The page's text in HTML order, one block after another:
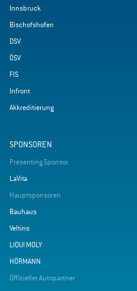
Innsbruck
Bischofshofen
DSV
ÖSV
FIS
Infront
Akkreditierung
SPONSOREN
Presenting Sponsor
LaVita
Hauptsponsoren
Bauhaus
Veltins
LIQUI MOLY
HÖRMANN
Offizieller Autopartner